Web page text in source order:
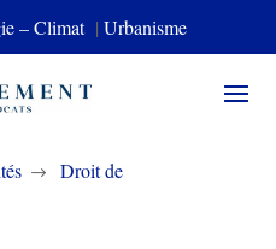
– Climat | Urbanisme
$
Droit de